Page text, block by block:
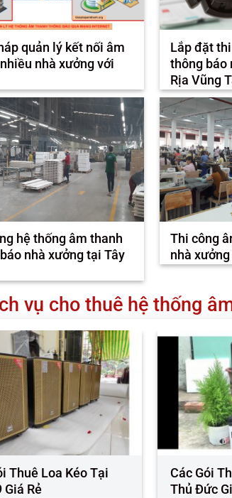
quản lý kết nối âm
nhà xưởng với
Lắp đặt
thông báo
Rịa Vũng
hệ thống âm thanh
nhà xưởng tại Tây
Thi công
nhà
vụ cho thuê hệ thống
Âm Thanh Sân
Cho Thuê Dàn
Khấu Tại Quận 9